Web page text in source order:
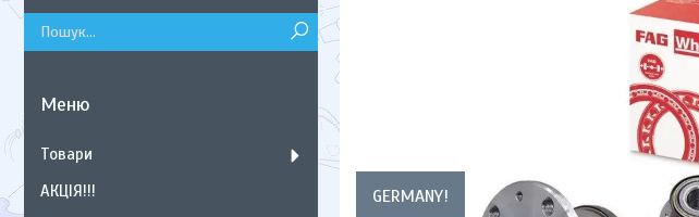
GERMANY!
Товари
АКЦІЯ!!!